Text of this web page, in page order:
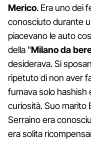
Merico. Era uno dei
conosciuto durante
piacevano le auto
della "Milano da
desiderava. Si
ripetuto di non aver
fumava solo hashish
curiosità. Suo marito
Serraino era
era solita